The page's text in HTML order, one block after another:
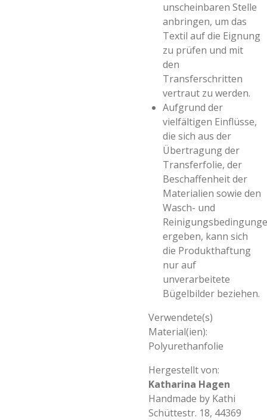
unscheinbaren Stelle
anbringen, um das
Textil auf die Eignung
zu prüfen und mit
den
Transferschritten
vertraut zu werden.
Aufgrund der
vielfältigen Einflüsse,
die sich aus der
Übertragung der
Transferfolie, der
Beschaffenheit der
Materialien sowie den
Wasch- und
ergeben, kann sich
die Produkthaftung
nur auf
unverarbeitete
Bügelbilder beziehen.
Verwendete(s)
Material(ien):
Polyurethanfolie
Hergestellt von:
Katharina Hagen
Handmade by Kathi
Schüttestr. 18, 44369